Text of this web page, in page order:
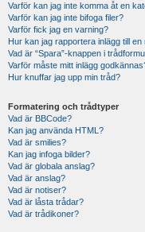
Varför kan jag inte komma åt en
Varför kan jag inte bifoga filer?
Varför fick jag en varning?
Hur kan jag rapportera inlägg till en
Vad är “Spara”-knappen i
Varför måste mitt inlägg
Hur knuffar jag upp min tråd?
Formatering och trådtyper
Vad är BBCode?
Kan jag använda HTML?
Vad är smilies?
Kan jag infoga bilder?
Vad är globala anslag?
Vad är anslag?
Vad är notiser?
Vad är låsta trådar?
Vad är trådikoner?